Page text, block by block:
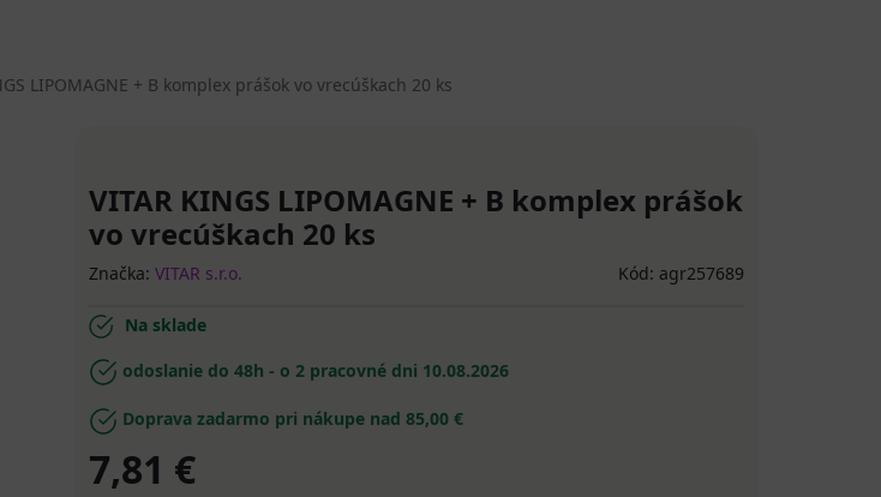
LIPOMAGNE + B komplex prášok vo vrecúškach 20 ks
VITAR KINGS LIPOMAGNE + B komplex prášok
vo vrecúškach 20 ks
Značka: VITAR s.r.o. Kód: agr257689
Na sklade
odoslanie do 48h - o 2 pracovné dni 10.08.2026
Doprava zadarmo pri nákupe nad 85,00 €
7,81 €